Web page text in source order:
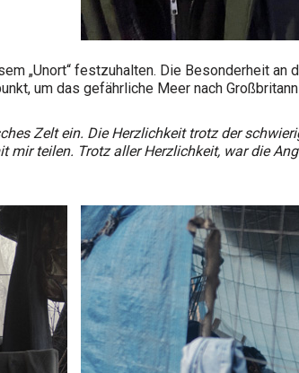
„Unort“ festzuhalten. Die Besonderheit
um das gefährliche Meer nach
Zelt ein. Die Herzlichkeit trotz der
mir teilen. Trotz aller Herzlichkeit, war die